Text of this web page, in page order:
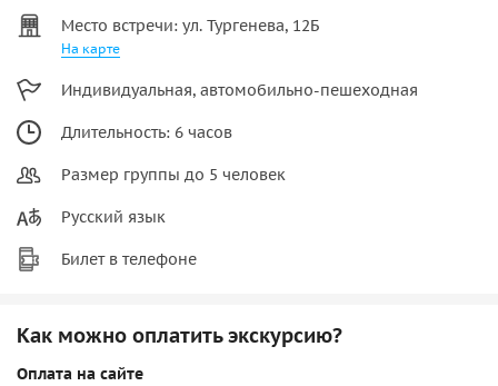
Место встречи: ул. Тургенева, 12Б
На карте
Индивидуальная, автомобильно-пешеходная
Длительность: 6 часов
Размер группы до 5 человек
Русский язык
Билет в телефоне
Как можно оплатить экскурсию?
Оплата на сайте